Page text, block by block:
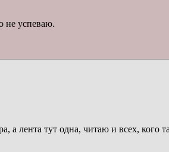
не успеваю.
а лента тут одна, читаю и всех, кого